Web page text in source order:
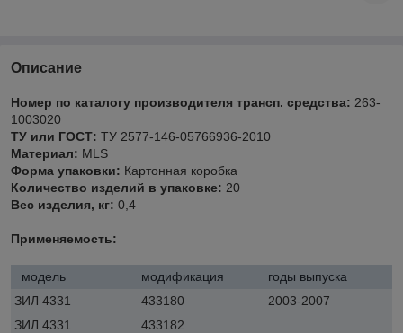
Описание
Номер по каталогу производителя трансп. средства: 263-
1003020
ТУ или ГОСТ: ТУ 2577-146-05766936-2010
Материал: MLS
Форма упаковки: Картонная коробка
Количество изделий в упаковке: 20
Вес изделия, кг: 0,4
Применяемость:
модель модификация
годы выпуска
ЗИЛ 4331
433180
2003-2007
ЗИЛ 4331
433182